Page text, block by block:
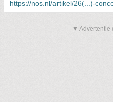
https://nos.nl/artikel/26(...)-
▼ Advertentie